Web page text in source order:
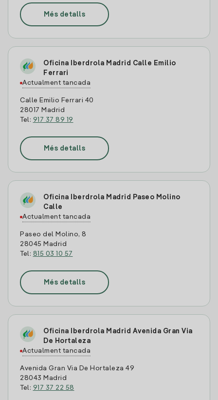
Més detalls
Oficina Iberdrola Madrid Calle Emilio
Ferrari
Actualment tancada
Calle Emilio Ferrari 40
28017 Madrid
Tel: 917 37 89 19
Més detalls
Oficina Iberdrola Madrid Paseo Molino
Calle
Actualment tancada
Paseo del Molino, 8
28045 Madrid
Tel: 815 03 10 57
Més detalls
Oficina Iberdrola Madrid Avenida Gran Via
De Hortaleza
Actualment tancada
Avenida Gran Via De Hortaleza 49
28043 Madrid
Tel: 917 37 22 58